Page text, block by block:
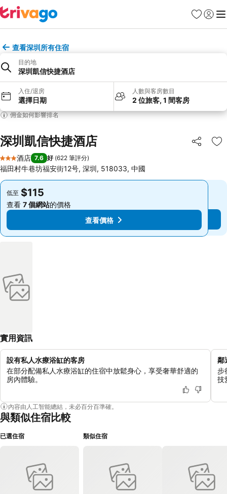
收藏夾
登入 選
查看深圳所有住宿
目的地
深圳凱信快捷酒店
入住/退房
選擇日期
人數與客房數目
2 位旅客, 1 間客房
佣金如何影響排名
深圳凱信快捷酒店 分享
放
3 星級
酒店 7.6 好 (622 筆評分)
福田村牛巷坊福安街12号, 深圳, 518033, 中國
低至 $115
查看 7 個網站的價格
查看價格
低至 $115
查看 7 個網站的價格
查看價格
實用資訊
設有私人水療浴缸的客房
在部分配備私人水療浴缸的住宿中放鬆身心，享受奢華舒適的
房內體驗。
鄰
步
技
內容由人工智能總結，未必百分百準確。
與類似住宿比較
已選住宿 類似住宿